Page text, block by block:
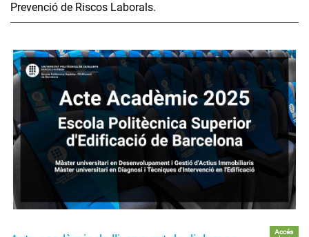
Prevenció de Riscos Laborals.
Accés